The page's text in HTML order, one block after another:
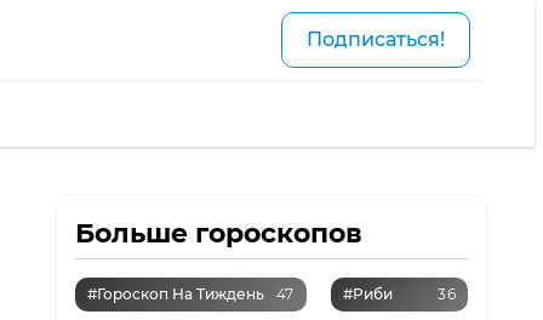
Подписаться!
Больше гороскопов
#Гороскоп На Тиждень 47 #Риби 36